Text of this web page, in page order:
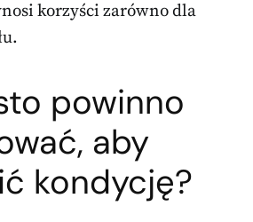
korzyści zarówno dla
powinno
aby
kondycję?